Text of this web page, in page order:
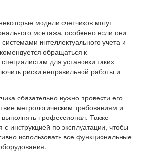
модели счетчиков могут
монтажа, особенно если они
интеллектуального учета и
обращаться к
для установки таких
риски неправильной работы и
обязательно нужно провести его
метрологическим требованиям и
выполнять профессионал. Также
с инструкцией по эксплуатации, чтобы
использовать все функциональные